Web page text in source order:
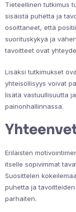
Tieteellinen tutkimus
sisäistä puhetta ja
osoittaneet, että
suorituskykyä ja
tavoitteet ovat
Lisäksi tutkimukset
yhteisöllisyys voivat
lisätä vastuullisuutta
painonhallinnassa.
Erilaisten
itselle sopivimmat
Suosittelen
puhetta ja
parhaiten.